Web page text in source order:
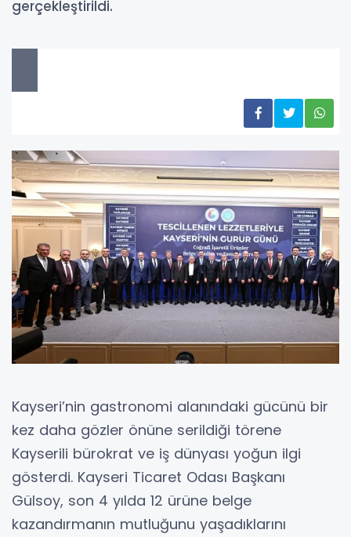
gerçekleştirildi.
Kayseri’nin gastronomi alanındaki gücünü bir
kez daha gözler önüne serildiği törene
Kayserili bürokrat ve iş dünyası yoğun ilgi
gösterdi. Kayseri Ticaret Odası Başkanı
Gülsoy, son 4 yılda 12 ürüne belge
kazandırmanın mutluğunu yaşadıklarını